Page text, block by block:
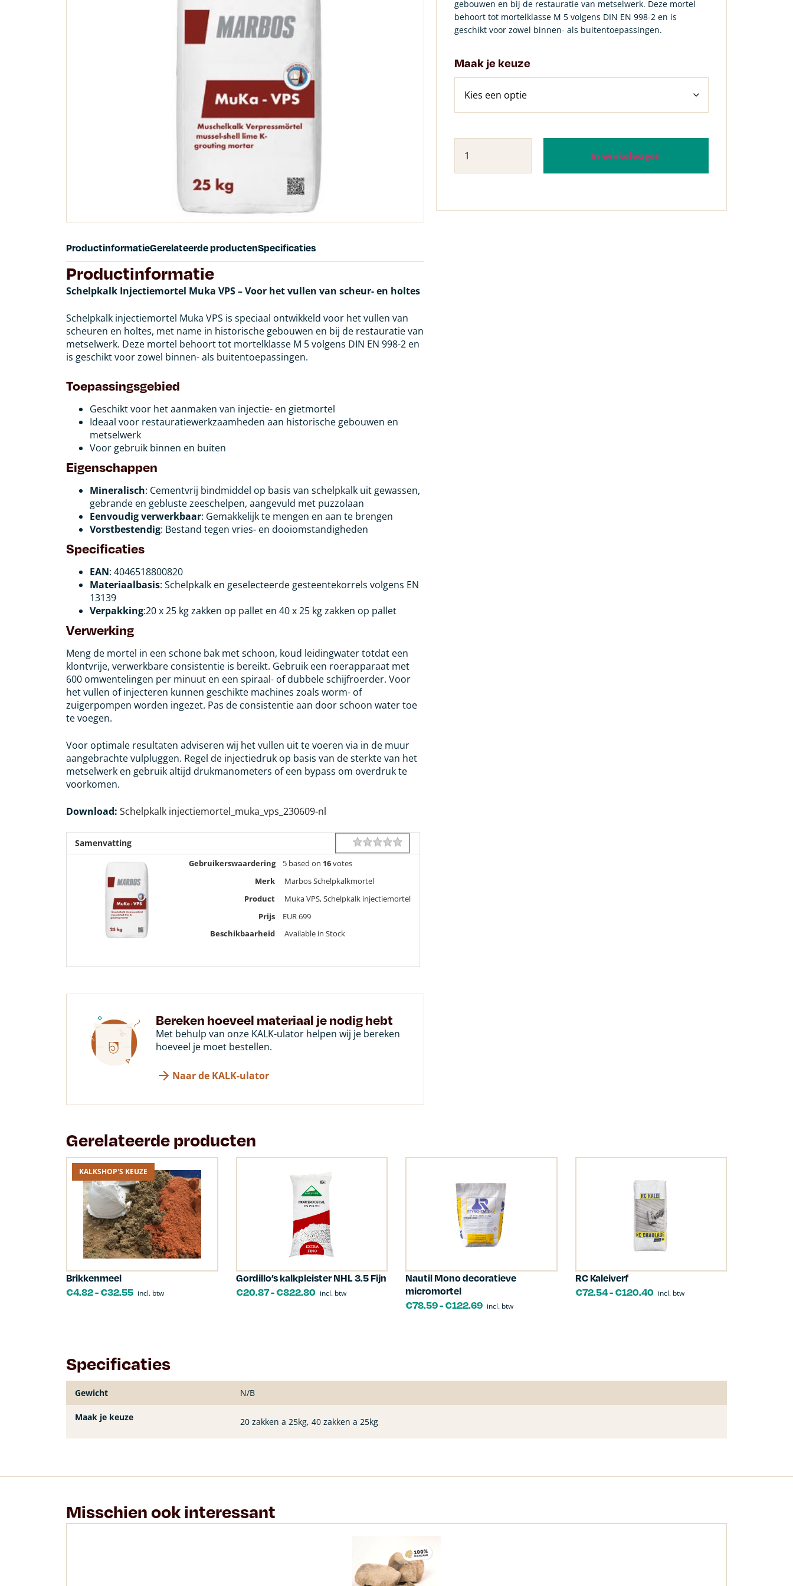
ProductinformatieGerelateerde productenSpecificaties
Productinformatie
Schelpkalk Injectiemortel Muka VPS – Voor het vullen van scheur- en holtes
Schelpkalk injectiemortel Muka VPS is speciaal ontwikkeld voor het vullen van
scheuren en holtes, met name in historische gebouwen en bij de restauratie van
metselwerk. Deze mortel behoort tot mortelklasse M 5 volgens DIN EN 998-2 en
is geschikt voor zowel binnen- als buitentoepassingen.
Toepassingsgebied
Geschikt voor het aanmaken van injectie- en gietmortel
Ideaal voor restauratiewerkzaamheden aan historische gebouwen en
metselwerk
Voor gebruik binnen en buiten
Eigenschappen
Mineralisch: Cementvrij bindmiddel op basis van schelpkalk uit gewassen,
gebrande en gebluste zeeschelpen, aangevuld met puzzolaan
Eenvoudig verwerkbaar: Gemakkelijk te mengen en aan te brengen
Vorstbestendig: Bestand tegen vries- en dooiomstandigheden
Specificaties
EAN: 4046518800820
Materiaalbasis: Schelpkalk en geselecteerde gesteentekorrels volgens EN
13139
Verpakking:20 x 25 kg zakken op pallet en 40 x 25 kg zakken op pallet
Verwerking
Meng de mortel in een schone bak met schoon, koud leidingwater totdat een
klontvrije, verwerkbare consistentie is bereikt. Gebruik een roerapparaat met
600 omwentelingen per minuut en een spiraal- of dubbele schijfroerder. Voor
het vullen of injecteren kunnen geschikte machines zoals worm- of
zuigerpompen worden ingezet. Pas de consistentie aan door schoon water toe
te voegen.
Voor optimale resultaten adviseren wij het vullen uit te voeren via in de muur
aangebrachte vulpluggen. Regel de injectiedruk op basis van de sterkte van het
metselwerk en gebruik altijd drukmanometers of een bypass om overdruk te
voorkomen.
Download: Schelpkalk injectiemortel_muka_vps_230609-nl
Samenvatting Rating 1 star
2 stars
3 stars
4 stars
5 stars
Gebruikerswaardering 5based on 16votes
Merk
Marbos Schelpkalkmortel
Product
Muka VPS, Schelpkalk injectiemortel
Prijs
EUR699
Beschikbaarheid
Available in Stock
gebouwen en bij de restauratie van metselwerk. Deze mortel
behoort tot mortelklasse M 5 volgens DIN EN 998-2 en is
geschikt voor zowel binnen- als buitentoepassingen.
Maak je keuze
In winkelwagen
Bereken hoeveel materiaal je nodig hebt
Met behulp van onze KALK-ulator helpen wij je bereken
hoeveel je moet bestellen.
Naar de KALK-ulator
Gerelateerde producten
KALKSHOP'S KEUZE
Brikkenmeel
€4.82-€32.55 incl. btw
Gordillo’s kalkpleister NHL 3.5 Fijn
€20.87-€822.80 incl. btw
Nautil Mono decoratieve
micromortel
€78.59-€122.69 incl. btw
RC Kaleiverf
€72.54-€120.40 incl. btw
Specificaties
Gewicht N/B
Maak je keuze 20 zakken a 25kg, 40 zakken a 25kg
Misschien ook interessant